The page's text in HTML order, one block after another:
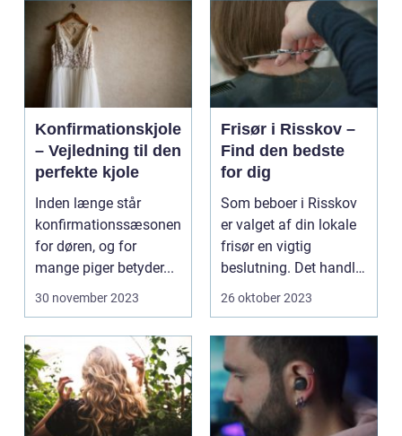
Konfirmationskjole
– Vejledning til den
perfekte kjole
Inden længe står
konfirmationssæsonen
for døren, og for
mange piger betyder...
30 november 2023
Frisør i Risskov –
Find den bedste
for dig
Som beboer i Risskov
er valget af din lokale
frisør en vigtig
beslutning. Det handler
om mere...
26 oktober 2023